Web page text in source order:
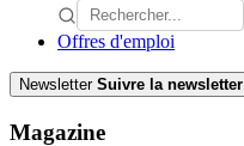
Offres d'emploi
Newsletter Suivre la newsletter
Magazine